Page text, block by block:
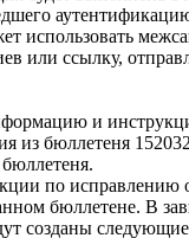
использовать
или ссылку,
и
из бюллетеня
по исправлению
бюллетене. В
созданы